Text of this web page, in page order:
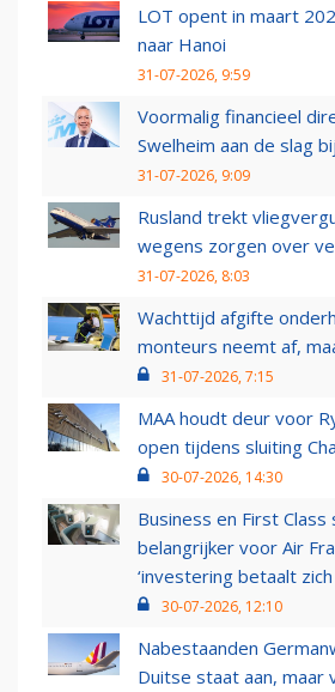
LOT opent in maart
naar Hanoi
31-07-2026, 9:59
Voormalig financieel
Swelheim aan de slag
31-07-2026, 9:09
Rusland trekt
wegens zorgen over
31-07-2026, 8:03
Wachttijd afgifte
monteurs neemt af,
31-07-2026, 7:15
MAA houdt deur voor
open tijdens sluiting
30-07-2026, 14:30
Business en First Class
belangrijker voor Air
‘investering betaalt zich
30-07-2026, 12:10
Nabestaanden
Duitse staat aan, maar